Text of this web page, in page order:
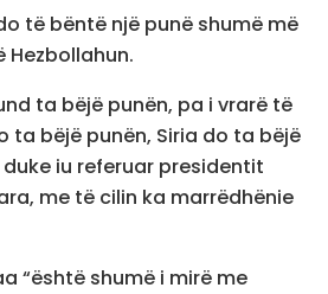
të bëntë një punë shumë më
Hezbollahun.
ta bëjë punën, pa i vrarë të
ta bëjë punën, Siria do ta bëjë
iu referuar presidentit
me të cilin ka marrëdhënie
“është shumë i mirë me